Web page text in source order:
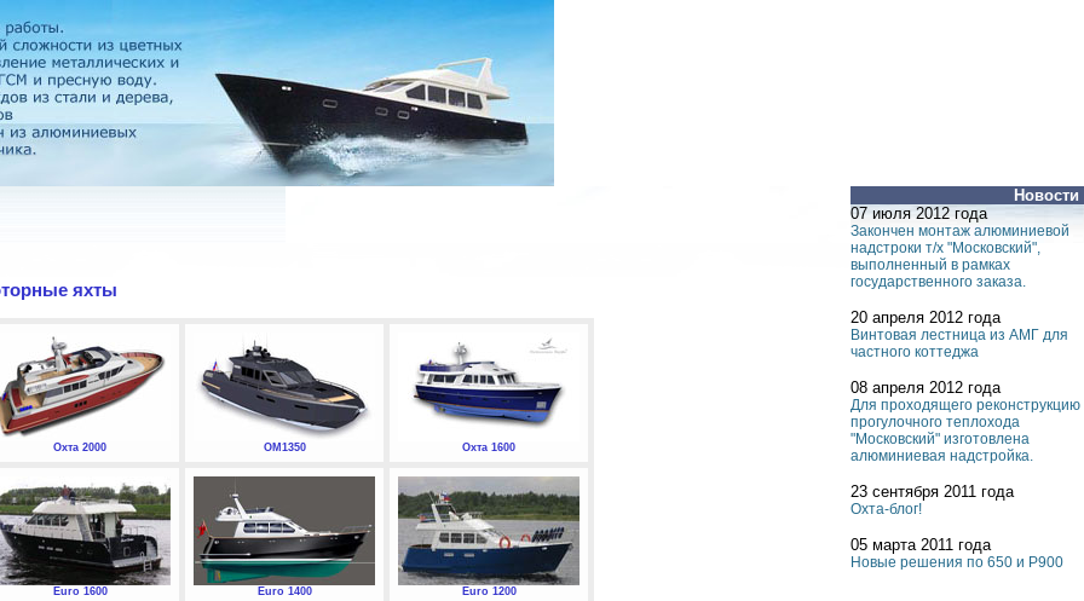
Новости
07 июля 2012 года
Закончен монтаж алюминиевой
надстроки т/х "Московский",
выполненный в рамках
государственного заказа.
20 апреля 2012 года
Винтовая лестница из АМГ для
частного коттеджа
08 апреля 2012 года
Для проходящего реконструкцию
прогулочного теплохода
"Московский" изготовлена
алюминиевая надстройка.
23 сентября 2011 года
Охта-блог!
05 марта 2011 года
Новые решения по 650 и P900
яхты
Охта 2000 ОМ1350 Охта 1600
Euro 1600 Euro 1400 Euro 1200